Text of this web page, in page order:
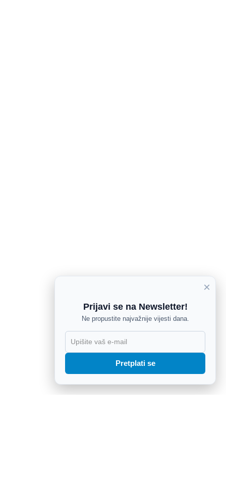
×
Prijavi se na Newsletter!
Ne propustite najvažnije vijesti dana.
Pretplati se